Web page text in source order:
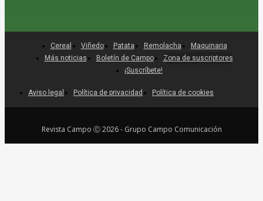
Aviso legal Política de privacidad Política de cookies
Cereal Viñedo Patata Remolacha
Maquinaria
Más noticias
Boletín de Campo
Zona de suscriptores
¡Suscríbete!
Revista Campo Ⓒ 2026 - Grupo Campo Comunicación